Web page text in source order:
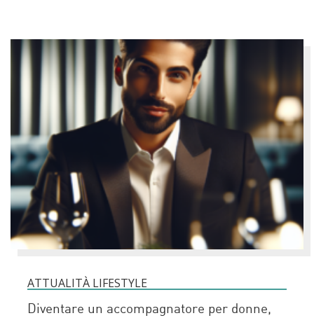
ATTUALITÀ LIFESTYLE
Diventare un accompagnatore per donne,